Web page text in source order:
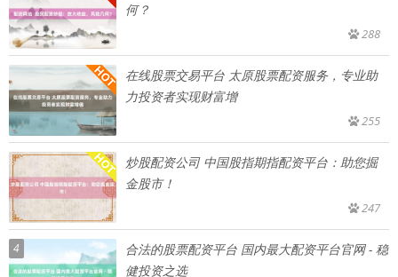
何？
288
在线股票交易平台 太原股票配资服务，专业助
力投资者实现财富增
255
炒股配资公司 中国股指期指配资平台：助您掘
金股市！
247
4
合法的股票配资平台 国内最大配资平台官网 - 稳
健投资之选